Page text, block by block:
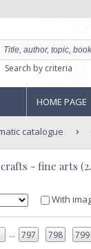
Search by criteria
HOME PAGE
catalogue
- fine arts
With
... 797 798 799